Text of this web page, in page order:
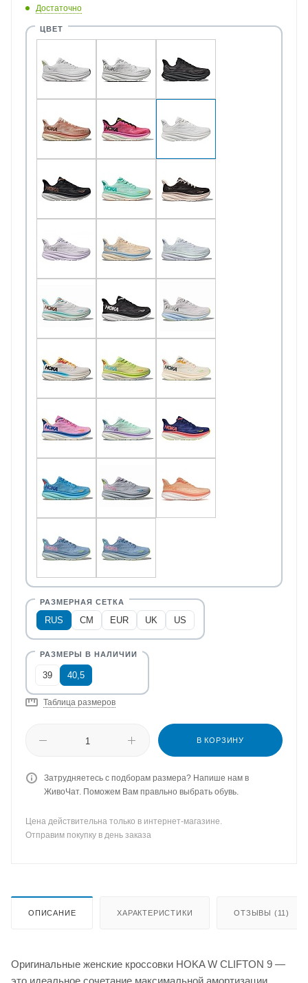
Достаточно
RUS CM EUR UK US
39 40,5
Таблица размеров
В КОРЗИНУ
Затрудняетесь с подборам размера? Напише нам в
ЖивоЧат. Поможем Вам правльно выбрать обувь.
Цена действительна только в интернет-магазине.
Отправим покупку в день заказа
ОПИСАНИЕ ХАРАКТЕРИСТИКИ ОТЗЫВЫ (11)
Оригинальные женские кроссовки HOKA W CLIFTON 9 —
это идеальное сочетание максимальной амортизации,